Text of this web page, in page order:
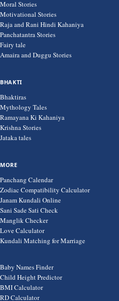
Moral Stories
Motivational Stories
Raja and Rani Hindi Kahaniya
Panchatantra Stories
Fairy tale
Amaira and Duggu Stories
BHAKTI
Bhaktiras
Mythology Tales
Ramayana Ki Kahaniya
Krishna Stories
Jataka tales
MORE
Panchang Calendar
Zodiac Compatibility Calculator
Janam Kundali Online
Sani Sade Sati Check
Manglik Checker
Love Calculator
Kundali Matching for Marriage
Baby Names Finder
Child Height Predictor
BMI Calculator